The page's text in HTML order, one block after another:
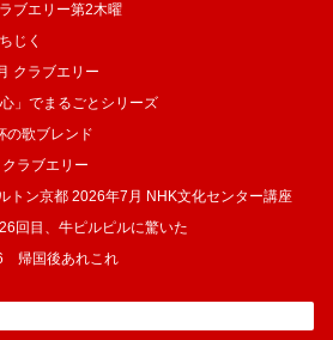
ブエリー第2木曜
じく
クラブエリー
」でまるごとシリーズ
の歌ブレンド
ラブエリー
トン京都 2026年7月 NHK文化センター講座
回目、牛ピルピルに驚いた
帰国後あれこれ